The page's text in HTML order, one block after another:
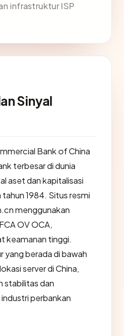
infrastruktur ISP
Sinyal
Bank of China
terbesar di dunia
aset dan kapitalisasi
1984. Situs resmi
menggunakan
OV OCA,
keamanan tinggi.
yang berada di bawah
server di China,
stabilitas dan
perbankan